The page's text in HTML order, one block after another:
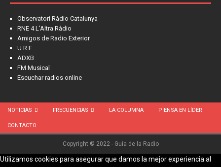
Observatori Ràdio Catalunya
RNE 4 L'Altra Ràdio
Amigos de Radio Exterior
U.R.E.
ADXB
FM Musical
Escuchar radios online
NOTICIAS FRECUENCIAS LA COLUMNA PIENSA EN LÍDER
CONTACTO
Copyright © 2022 - Guía de la Radio
Utilizamos cookies para asegurar que damos la mejor experiencia al